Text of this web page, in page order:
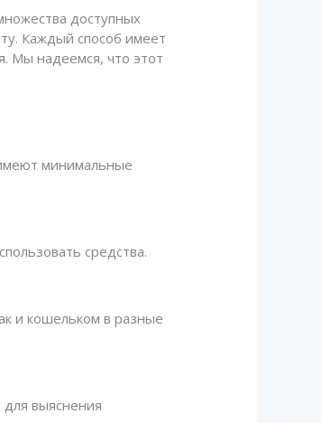
доступных
Каждый способ имеет
Мы надеемся, что этот
минимальные
средства.
и кошельком в разные
для выяснения